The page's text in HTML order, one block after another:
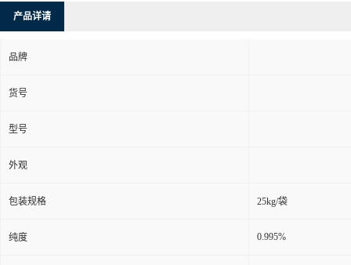
产品详请
品牌
货号
型号
外观
包装规格 25kg/袋
纯度 0.995%